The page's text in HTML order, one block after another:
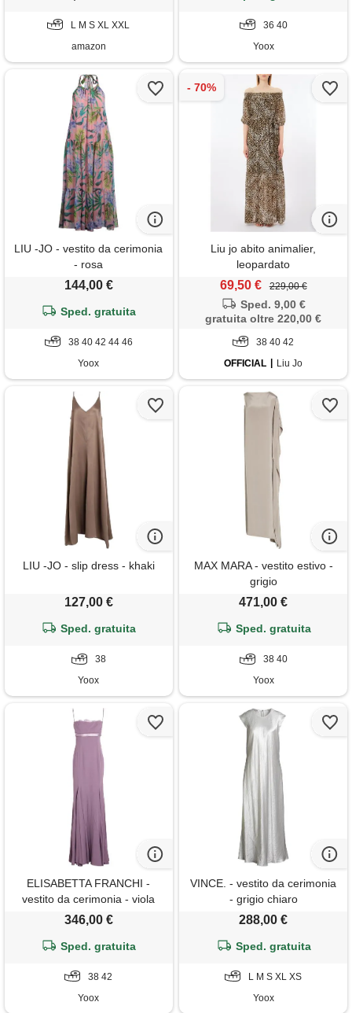
ballo, abito da ballo da donna
L M S XL XXL
amazon
36 40
Yoox
LIU -JO - vestito da cerimonia
- rosa
144,00 €
Sped. gratuita
38 40 42 44 46
Yoox
Liu jo abito animalier,
leopardato
69,50 € 229,00 €
Sped. 9,00 €
gratuita oltre 220,00 €
38 40 42
OFFICIAL
Liu Jo
LIU -JO - slip dress - khaki
127,00 €
Sped. gratuita
38
Yoox
MAX MARA - vestito estivo -
grigio
471,00 €
Sped. gratuita
38 40
Yoox
ELISABETTA FRANCHI -
vestito da cerimonia - viola
346,00 €
Sped. gratuita
38 42
Yoox
VINCE. - vestito da cerimonia
- grigio chiaro
288,00 €
Sped. gratuita
L M S XL XS
Yoox